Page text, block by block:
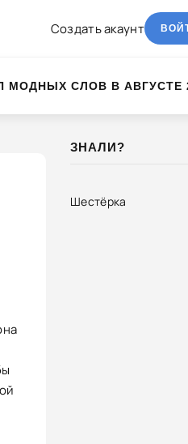
Создать акаунт
МОДНЫХ СЛОВ В АВГУСТЕ
ЗНАЛИ?
Шестёрка